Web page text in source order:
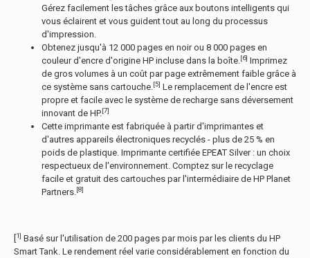
Gérez facilement les tâches grâce aux boutons intelligents qui
vous éclairent et vous guident tout au long du processus
d'impression.
Obtenez jusqu'à 12 000 pages en noir ou 8 000 pages en
couleur d'encre d'origine HP incluse dans la boîte.[6] Imprimez
de gros volumes à un coût par page extrêmement faible grâce à
ce système sans cartouche.[5] Le remplacement de l'encre est
propre et facile avec le système de recharge sans déversement
innovant de HP.[7]
Cette imprimante est fabriquée à partir d'imprimantes et
d'autres appareils électroniques recyclés - plus de 25 % en
poids de plastique. Imprimante certifiée EPEAT Silver : un choix
respectueux de l'environnement. Comptez sur le recyclage
facile et gratuit des cartouches par l'intermédiaire de HP Planet
Partners.[8]
1] Basé sur l'utilisation de 200 pages par mois par les clients du HP
Smart Tank. Le rendement réel varie considérablement en fonction du